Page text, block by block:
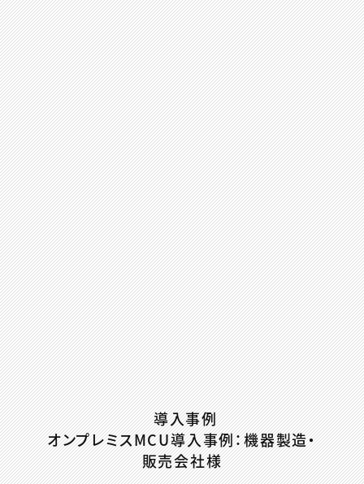
導入事例
オンプレミスMCU導入事例：機器製造・
販売会社様